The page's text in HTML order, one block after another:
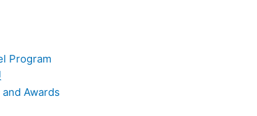
Program
Awards